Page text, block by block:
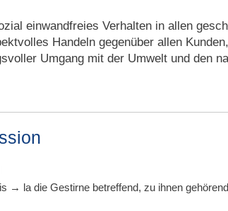
einwandfreies Verhalten in allen
Handeln gegenüber allen
Umgang mit der Umwelt und den
→ la die Gestirne betreffend, zu ihnen